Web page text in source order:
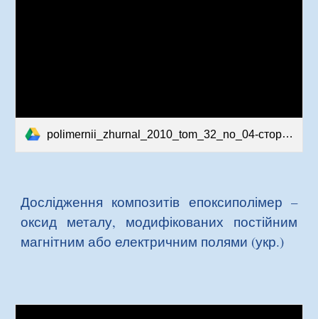
polimernii_zhurnal_2010_tom_32_no_04-сторінки-35-41.pdf
Дослідження композитів епоксиполімер –
оксид металу, модифікованих постійним
магнітним або електричним полями (укр.)